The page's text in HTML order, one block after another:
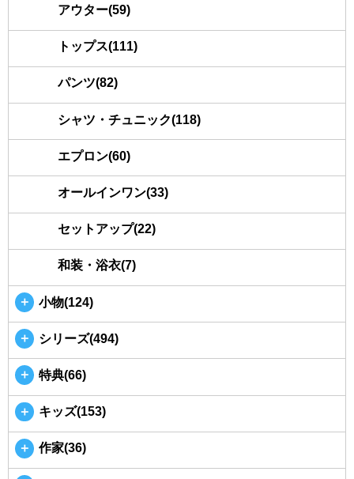
アウター(59)
トップス(111)
パンツ(82)
シャツ・チュニック(118)
エプロン(60)
オールインワン(33)
セットアップ(22)
和装・浴衣(7)
＋ 小物(124)
＋ シリーズ(494)
＋ 特典(66)
＋ キッズ(153)
＋ 作家(36)